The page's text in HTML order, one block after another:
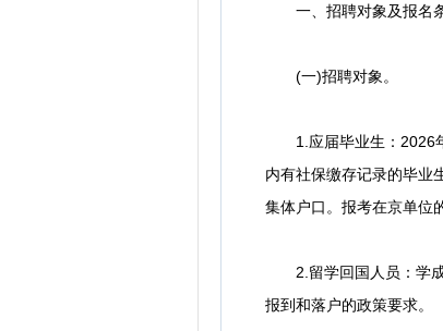
一、招聘对象及报名
(一)招聘对象。
1.应届毕业生：2026年
内有社保缴存记录的毕业
集体户口。报考在京单位
2.留学回国人员：学成
报到和落户的政策要求。